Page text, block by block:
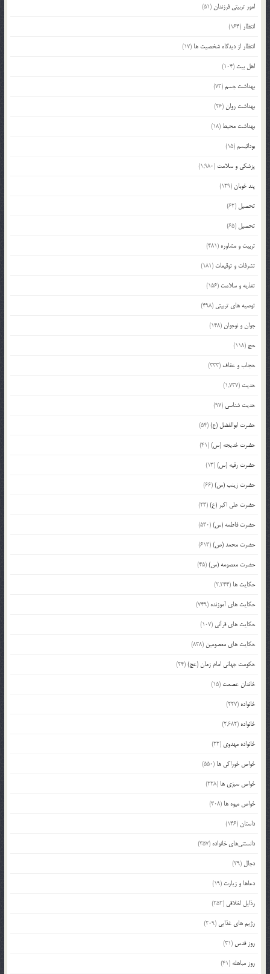
امور تربیتی فرزندان(51)
انتظار (164)
انتظار از دیدگاه شخصیت ها (17)
اهل بیت (104)
بهداشت جسم(73)
بهداشت روان(26)
بهداشت محیط (18)
بودائیسم(15)
پزشکی و سلامت (1,980)
پند خوبان(129)
تحصیل (62)
تحصیل (65)
تربیت و مشاوره (481)
تشرفات و توقیعات (181)
تغذیه و سلامت (156)
توصیه های تربیتی (498)
جوان و نوجوان(148)
حج (118)
حجاب و عفاف (333)
حدیث (1,737)
حدیث شناسی (97)
حضرت ابوالفضل (ع)(54)
حضرت خدیجه (س)(41)
حضرت رقیه (س)(13)
حضرت زینب (س)(66)
حضرت علی اکبر (ع)(23)
حضرت فاطمه (س)(530)
حضرت محمد (ص)(613)
حضرت معصومه (س)(45)
حکایت ها (2,244)
حکایت های آموزنده (749)
حکایت های قرآنی (107)
حکایت های معصومین (838)
حکومت جهانی امام زمان (عج)(24)
خاندان عصمت (15)
خانواده (227)
خانواده (2,682)
خانواده مهدوی (22)
خواص خوراکی ها (550)
خواص سبزی ها (228)
خواص میوه ها (308)
داستان(146)
دانستنی‌های خانواده (357)
دجال (29)
دعاها و زیارت (19)
رذایل اخلاقی (252)
رژیم های غذایی (209)
روز قدس (31)
روز مباهله (41)